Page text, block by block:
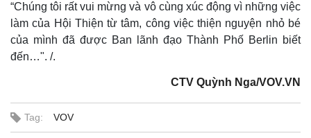
“Chúng tôi rất vui mừng và vô cùng xúc động vì những việc
làm của Hội Thiện từ tâm, công việc thiện nguyện nhỏ bé
của mình đã được Ban lãnh đạo Thành Phố Berlin biết
đến…". /.
CTV Quỳnh Nga/VOV.VN
Tag: VOV